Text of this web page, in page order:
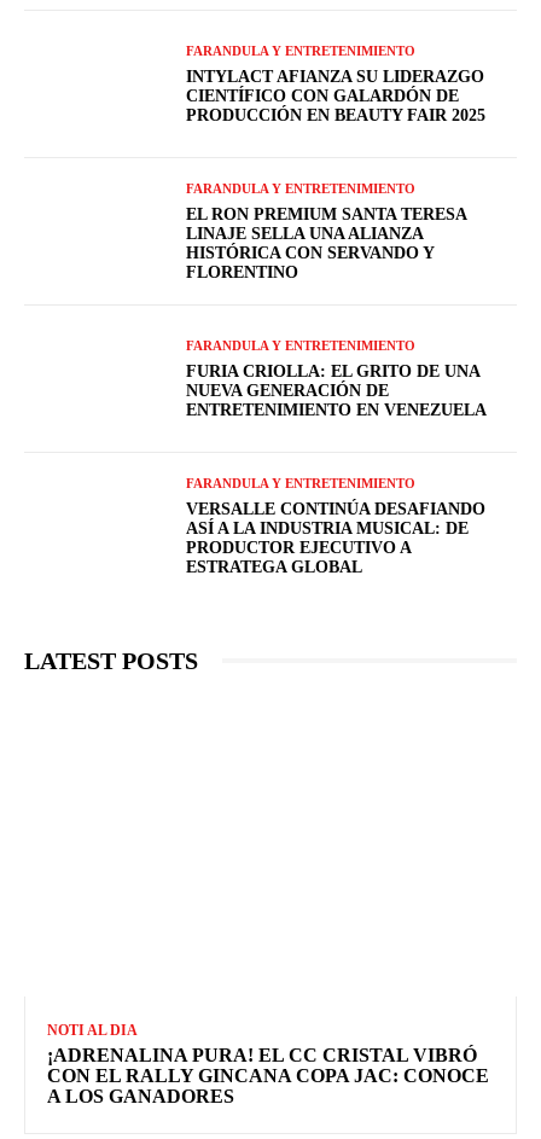
FARANDULA Y ENTRETENIMIENTO
INTYLACT AFIANZA SU LIDERAZGO
CIENTÍFICO CON GALARDÓN DE
PRODUCCIÓN EN BEAUTY FAIR 2025
FARANDULA Y ENTRETENIMIENTO
EL RON PREMIUM SANTA TERESA
LINAJE SELLA UNA ALIANZA
HISTÓRICA CON SERVANDO Y
FLORENTINO
FARANDULA Y ENTRETENIMIENTO
FURIA CRIOLLA: EL GRITO DE UNA
NUEVA GENERACIÓN DE
ENTRETENIMIENTO EN VENEZUELA
FARANDULA Y ENTRETENIMIENTO
VERSALLE CONTINÚA DESAFIANDO
ASÍ A LA INDUSTRIA MUSICAL: DE
PRODUCTOR EJECUTIVO A
ESTRATEGA GLOBAL
LATEST POSTS
NOTI AL DIA
¡ADRENALINA PURA! EL CC CRISTAL VIBRÓ
CON EL RALLY GINCANA COPA JAC: CONOCE
A LOS GANADORES